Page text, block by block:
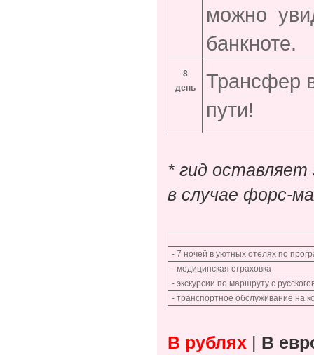
можно
банкноте.
8
день
Трансфер
пути!
* гид оставляет
в случае форс-
- 7 ночей в уютных отелях по
- медицинская страховка
- экскурсии по маршруту с
- транспортное обслуживание на
В рублях В